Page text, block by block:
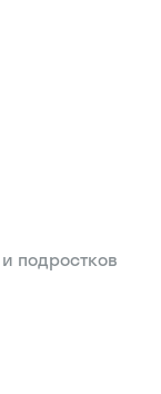
подростков